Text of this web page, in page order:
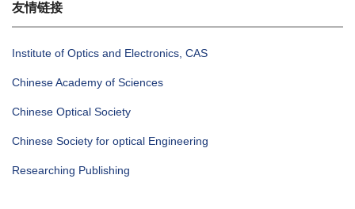
友情链接
Institute of Optics and Electronics, CAS
Chinese Academy of Sciences
Chinese Optical Society
Chinese Society for optical Engineering
Researching Publishing